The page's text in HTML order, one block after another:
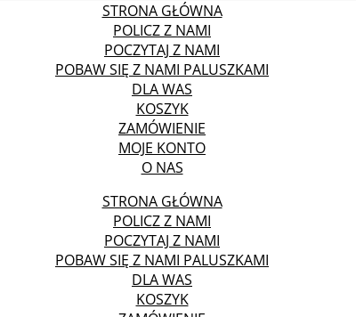
STRONA GŁÓWNA
POLICZ Z NAMI
POCZYTAJ Z NAMI
POBAW SIĘ Z NAMI PALUSZKAMI
DLA WAS
KOSZYK
ZAMÓWIENIE
MOJE KONTO
O NAS
STRONA GŁÓWNA
POLICZ Z NAMI
POCZYTAJ Z NAMI
POBAW SIĘ Z NAMI PALUSZKAMI
DLA WAS
KOSZYK